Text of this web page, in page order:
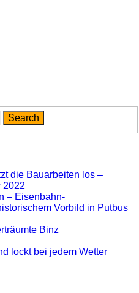
die Bauarbeiten los –
2022
– Eisenbahn-
Vorbild in Putbus
Binz
lockt bei jedem Wetter